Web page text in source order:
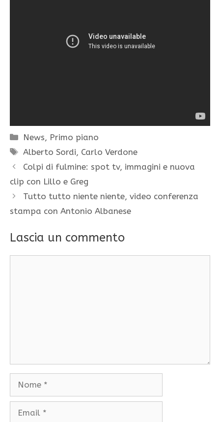
Categorie
News, Primo piano
Tag
Alberto Sordi, Carlo Verdone
Colpi di fulmine: spot tv, immagini e nuova
clip con Lillo e Greg
Tutto tutto niente niente, video conferenza
stampa con Antonio Albanese
Lascia un commento
Nome
Email